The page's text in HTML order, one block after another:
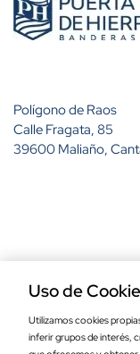
cm
Cantidad
A partir de 5
A partir de 100
Polígono de Raos
Calle Fragata, 85
39600 Maliaño,
Uso de
Utilizamos cookies
inferir grupos de interés,